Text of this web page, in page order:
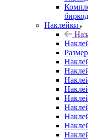
Наклейки